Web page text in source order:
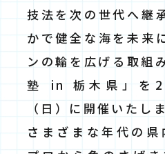
技法を次の世代へ継
かで健全な海を未来
ンの輪を広げる取組
塾 in 栃木県」を
（日）に開催いたし
さまざまな年代の県